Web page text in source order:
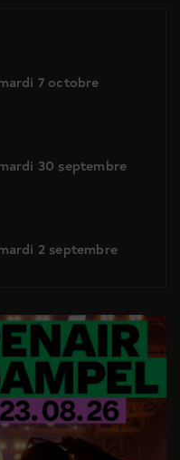
7 octobre
30 septembre
2 septembre